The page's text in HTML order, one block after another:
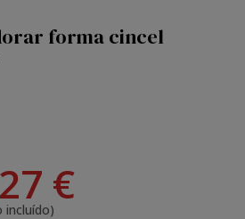
forma cincel
€
incluído)